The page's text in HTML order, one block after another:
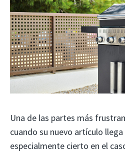
Una de las partes más
cuando su nuevo artículo
especialmente cierto en el